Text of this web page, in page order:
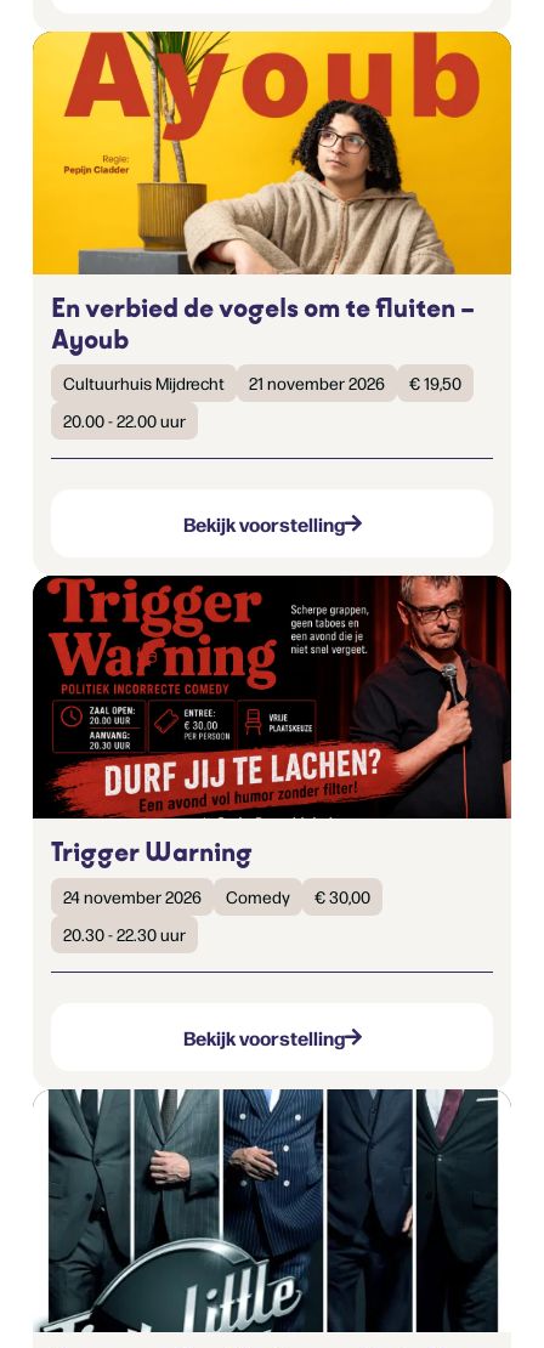
En verbied de vogels om te fluiten –
Ayoub
Cultuurhuis Mijdrecht 21 november 2026
€ 19,50
20.00 - 22.00 uur
Bekijk voorstelling
Trigger Warning
24 november 2026 Comedy
€ 30,00
20.30 - 22.30 uur
Bekijk voorstelling